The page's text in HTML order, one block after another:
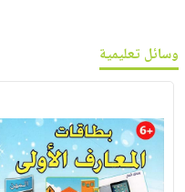
وسائل تعليمية